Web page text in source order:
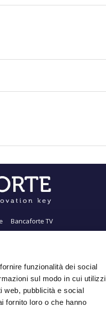
funzionalità dei social
sul modo in cui utilizzi
web, pubblicità e social
fornito loro o che hanno
Bancaforte TV